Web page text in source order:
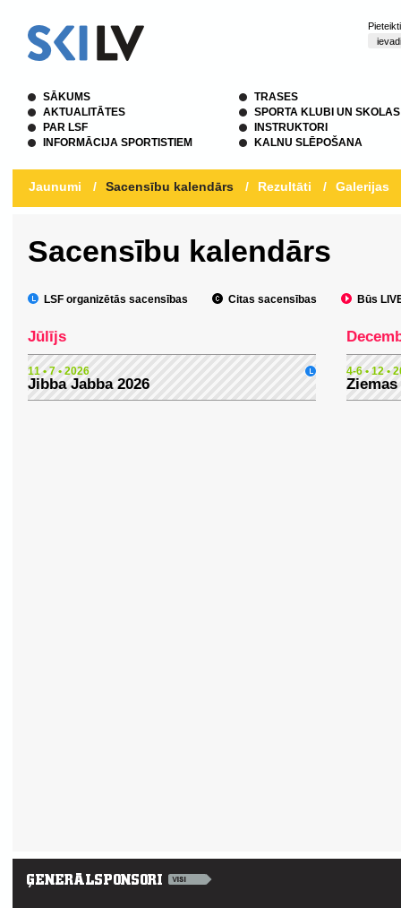
SĀKUMS
AKTUALITĀTES
PAR LSF
INFORMĀCIJA SPORTISTIEM
TRASES
SPORTA KLUBI UN SKOLAS
INSTRUKTORI
KALNU SLĒPOŠANA
Jaunumi / Sacensību kalendārs / Rezultāti / Galerijas
Sacensību kalendārs
LSF organizētās sacensības Citas sacensības Būs
Jūlījs
11 • 7 • 2026
Jibba Jabba 2026
4-6 • 12 •